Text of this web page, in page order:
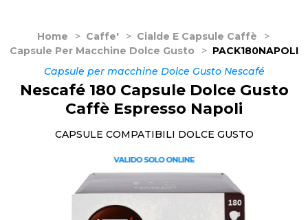
Home > Caffe' > Cialde E Capsule Caffè
>
Capsule Per Macchine Dolce Gusto
> PACK180NAPOLI
Capsule per macchine Dolce Gusto Nescafé
Nescafé 180 Capsule Dolce Gusto
Caffè Espresso Napoli
CAPSULE COMPATIBILI DOLCE GUSTO